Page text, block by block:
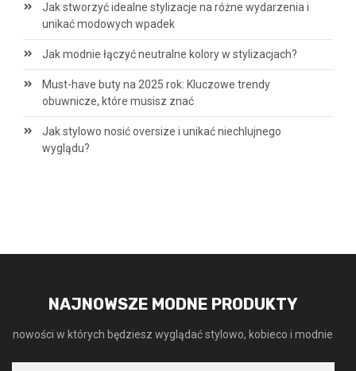
Jak stworzyć idealne stylizacje na różne wydarzenia i
unikać modowych wpadek
Jak modnie łączyć neutralne kolory w stylizacjach?
Must-have buty na 2025 rok: Kluczowe trendy
obuwnicze, które musisz znać
Jak stylowo nosić oversize i unikać niechlujnego
wyglądu?
NAJNOWSZE MODNE PRODUKTY
nowości w których będziesz wyglądać stylowo, kobieco i modnie